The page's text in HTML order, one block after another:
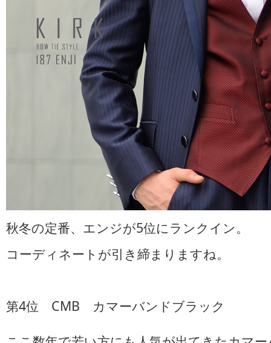
秋冬の定番、エンジが5位にランクイン。
コーディネートが引き締まりますね。
第4位 CMB カマーバンドブラック